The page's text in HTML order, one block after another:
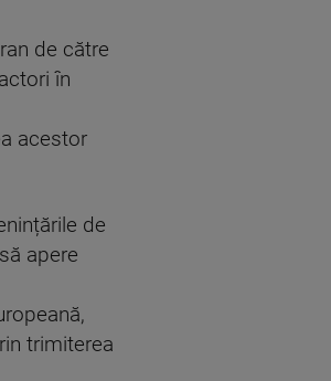
de către
în
acestor
de
apere
trimiterea